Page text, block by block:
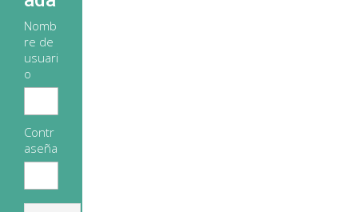
Nomb
re de
usuari
o
Contr
aseña